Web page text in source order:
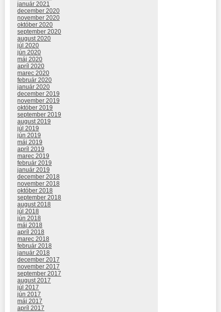
január 2021
december 2020
november 2020
október 2020
september 2020
august 2020
júl 2020
jún 2020
máj 2020
apríl 2020
marec 2020
február 2020
január 2020
december 2019
november 2019
október 2019
september 2019
august 2019
júl 2019
jún 2019
máj 2019
apríl 2019
marec 2019
február 2019
január 2019
december 2018
november 2018
október 2018
september 2018
august 2018
júl 2018
jún 2018
máj 2018
apríl 2018
marec 2018
február 2018
január 2018
december 2017
november 2017
september 2017
august 2017
júl 2017
jún 2017
máj 2017
apríl 2017